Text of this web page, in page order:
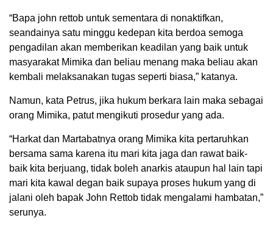
“Bapa john rettob untuk sementara di nonaktifkan,
seandainya satu minggu kedepan kita berdoa semoga
pengadilan akan memberikan keadilan yang baik untuk
masyarakat Mimika dan beliau menang maka beliau akan
kembali melaksanakan tugas seperti biasa,” katanya.
Namun, kata Petrus, jika hukum berkara lain maka sebagai
orang Mimika, patut mengikuti prosedur yang ada.
“Harkat dan Martabatnya orang Mimika kita pertaruhkan
bersama sama karena itu mari kita jaga dan rawat baik-
baik kita berjuang, tidak boleh anarkis ataupun hal lain tapi
mari kita kawal degan baik supaya proses hukum yang di
jalani oleh bapak John Rettob tidak mengalami hambatan,”
serunya.